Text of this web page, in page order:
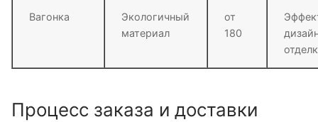
Вагонка
Экологичный
материал
от
180
Процесс заказа и доставки